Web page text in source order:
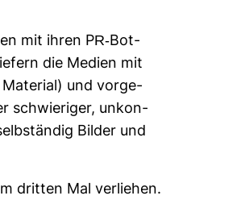
mit ihren PR-​Bot­
die Medien mit
Mate­rial) und vor­ge­
schwie­riger, unkon­
Bilder und
dritten Mal ver­liehen.